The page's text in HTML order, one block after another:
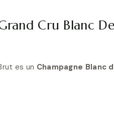
Cru Blanc
es un Champagne Blanc